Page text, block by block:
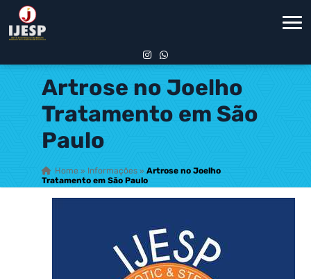
Artrose no Joelho
Tratamento em São
Paulo
Home » Informações » Artrose no Joelho
Tratamento em São Paulo